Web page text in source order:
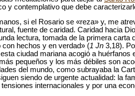
y contemplativo que debe
si el Rosario se «reza» y, me
fuente de caridad. Caridad hacia
lectura, tomada de la primera
con hechos y en verdad» (1 Jn 3,18).
ciudad mariana acogió a
pequeños y los más débiles son
del mundo, como subrayaba la
siendo de urgente actualidad: la
internacionales y por una